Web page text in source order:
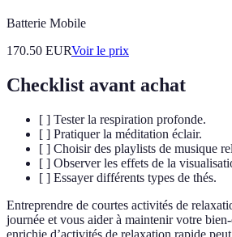
Batterie Mobile
170.50 EURVoir le prix
Checklist avant achat
[ ] Tester la respiration profonde.
[ ] Pratiquer la méditation éclair.
[ ] Choisir des playlists de musique
[ ] Observer les effets de la
[ ] Essayer différents types de thés.
Entreprendre de courtes activités de
journée et vous aider à maintenir votre
enrichie d’activités de relaxation rapide